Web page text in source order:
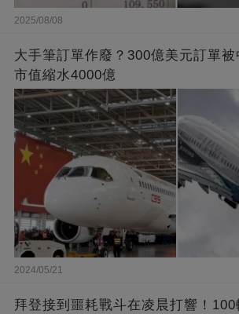
2025/08/08
大手筆訂單作廢？300億美元訂單
市值縮水4000億
2024/05/21
拜登接到噩耗戰斗在凌晨打響！